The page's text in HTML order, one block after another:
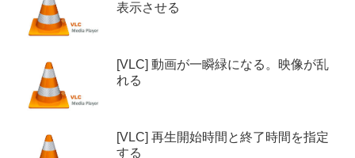
表示させる
[VLC] 動画が一瞬緑になる。映像が乱
れる
[VLC] 再生開始時間と終了時間を指定
する